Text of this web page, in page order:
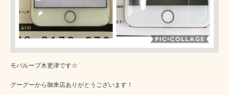
モバループ木更津です☆
グーグーから御来店ありがとうございます！